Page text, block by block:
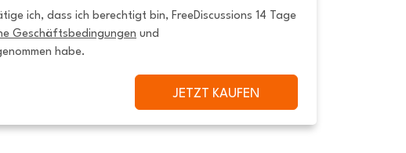
ich, dass ich berechtigt bin, FreeDiscussions 14 Tage
Geschäftsbedingungen
habe.
JETZT KAUFEN